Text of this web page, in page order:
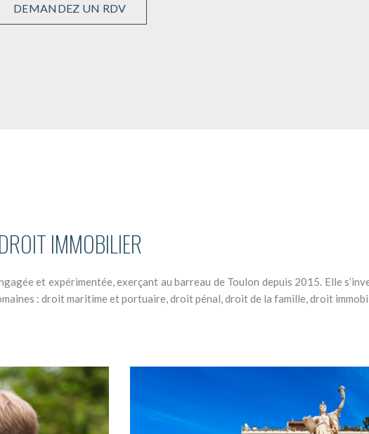
DEMANDEZ UN RDV
IMMOBILIER
et expérimentée, exerçant au barreau de Toulon depuis 2015. Elle
: droit maritime et portuaire, droit pénal, droit de la famille, droit